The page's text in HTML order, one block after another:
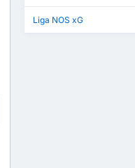
Liga NOS xG